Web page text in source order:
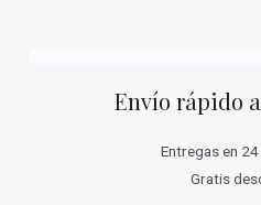
Envío rápido
Entregas en
Gratis